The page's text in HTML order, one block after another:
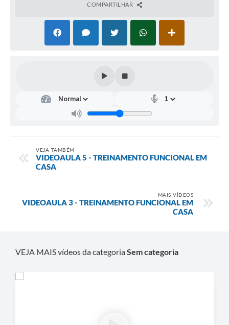
COMPARTILHAR
VEJA TAMBÉM
VIDEOAULA 5 - TREINAMENTO FUNCIONAL EM
CASA
MAIS VÍDEOS
VIDEOAULA 3 - TREINAMENTO FUNCIONAL EM
CASA
VEJA MAIS vídeos da categoriaSem categoria